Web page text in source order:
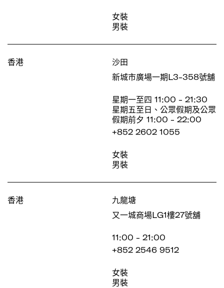
女裝
男裝
香港
沙田
新城市廣場一期L3-358號舖
星期一至四 11:00 - 21:30
星期五至日、公眾假期及公眾
假期前夕 11:00 - 22:00
+852 2602 1055
女裝
男裝
香港
九龍塘
又一城商場LG1樓27號舖
11:00 - 21:00
+852 2546 9512
女裝
男裝